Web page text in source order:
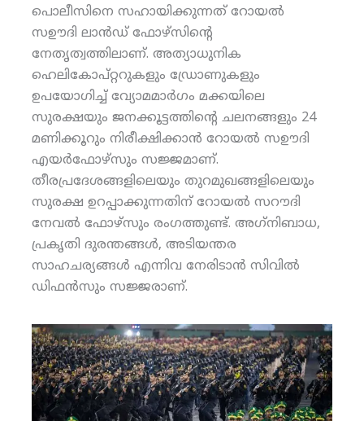
പൊലീസിനെ സഹായിക്കുന്നത് റോയല്‍
സഊദി ലാന്‍ഡ് ഫോഴ്‌സിന്റെ
നേതൃത്വത്തിലാണ്. അത്യാധുനിക
ഹെലികോപ്റ്ററുകളും ഡ്രോണുകളും
ഉപയോഗിച്ച് വ്യോമമാര്‍ഗം മക്കയിലെ
സുരക്ഷയും ജനക്കൂട്ടത്തിന്റെ ചലനങ്ങളും 24
മണിക്കൂറും നിരീക്ഷിക്കാന്‍ റോയല്‍ സഊദി
എയര്‍ഫോഴ്‌സും സജ്ജമാണ്.
തീരപ്രദേശങ്ങളിലെയും തുറമുഖങ്ങളിലെയും
സുരക്ഷ ഉറപ്പാക്കുന്നതിന് റോയല്‍ സറൗദി
നേവല്‍ ഫോഴ്‌സും രംഗത്തുണ്ട്. അഗ്‌നിബാധ,
പ്രകൃതി ദുരന്തങ്ങള്‍, അടിയന്തര
സാഹചര്യങ്ങള്‍ എന്നിവ നേരിടാന്‍ സിവില്‍
ഡിഫന്‍സും സജ്ജരാണ്.